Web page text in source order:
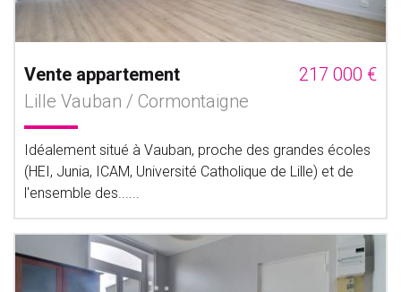
Vente appartement
217 000 €
Lille Vauban / Cormontaigne
Idéalement situé à Vauban, proche des grandes écoles
(HEI, Junia, ICAM, Université Catholique de Lille) et de
l'ensemble des......